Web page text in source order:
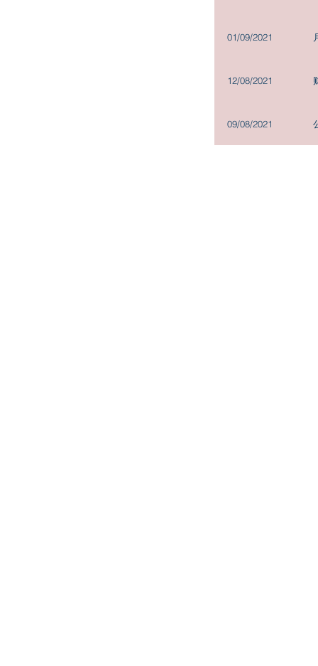
01/09/2021
12/08/2021
09/08/2021